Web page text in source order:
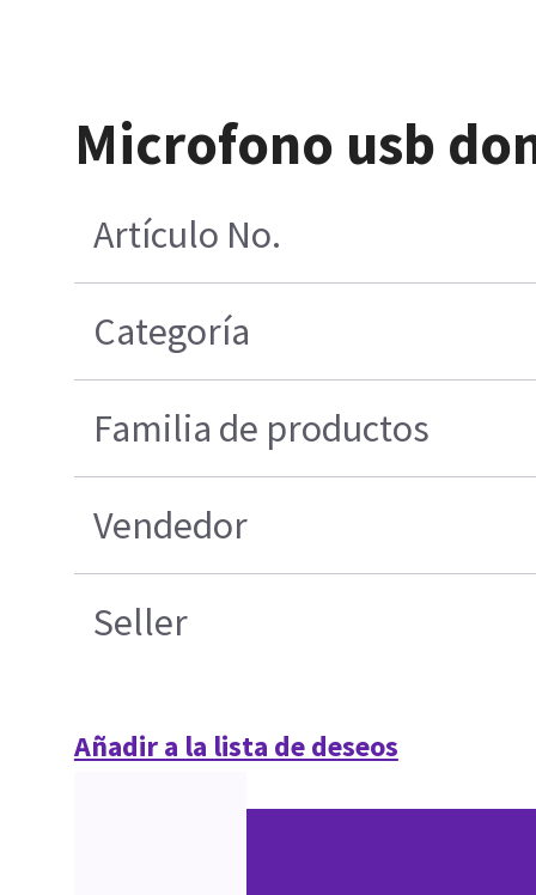
Microfono usb
Artículo No.
Categoría
Familia de productos
Vendedor
Seller
Añadir a la lista de deseos